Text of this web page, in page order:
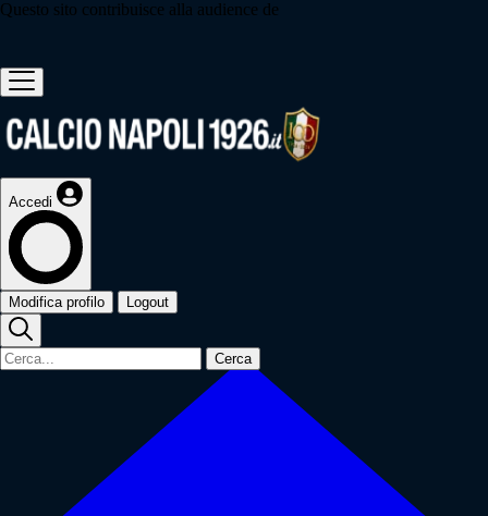
Questo sito contribuisce alla audience de
Accedi
Modifica profilo Logout
Cerca